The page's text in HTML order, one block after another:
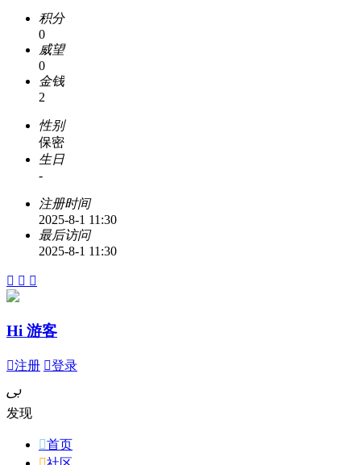
积分
0
威望
0
金钱
2
性别
保密
生日
-
注册时间
2025-8-1 11:30
最后访问
2025-8-1 11:30
  
Hi 游客
注册 登录
ﰉ
发现
首页